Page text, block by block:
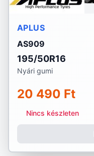
APLUS
AS909
195/50R16
Nyári gumi
20 490 Ft
Nincs készleten